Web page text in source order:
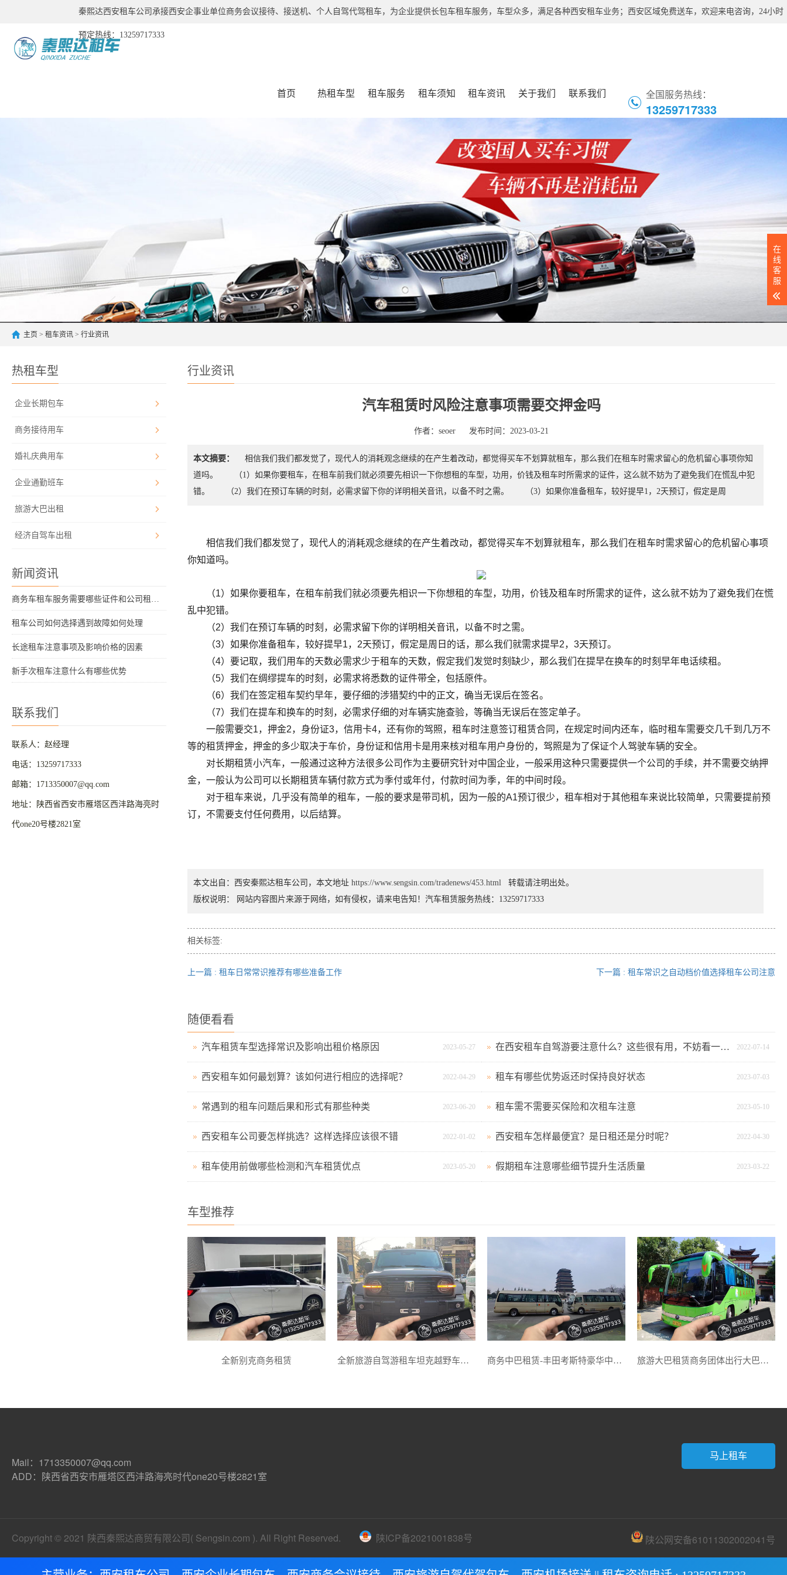
秦熙达西安租车公司承接西安企事业单位商务会议接待、接送机、个人自驾代驾租车，为企业提供长包车租车服务，车型众多，满足各种西安租车业务；西安区域免费送车，欢迎来电咨询，24小时
预定热线：13259717333
全国服务热线：
13259717333
首页 热租车型 租车服务 租车须知 租车资讯 关于我们 联系我们
主页 >租车资讯 >行业资讯
热租车型
企业长期包车
商务接待用车
婚礼庆典用车
企业通勤班车
旅游大巴出租
经济自驾车出租
新闻资讯
商务车租车服务需要哪些证件和公司租车要素
租车公司如何选择遇到故障如何处理
长途租车注意事项及影响价格的因素
新手次租车注意什么有哪些优势
联系我们
联系人：赵经理
电话：13259717333
邮箱：1713350007@qq.com
地址：陕西省西安市雁塔区西沣路海亮时
代one20号楼2821室
行业资讯
汽车租赁时风险注意事项需要交押金吗
作者：seoer 发布时间：2023-03-21
本文摘要：
相信我们我们都发觉了，现代人的消耗观念继续的在产生着改动，都觉得买车不划算就租车，那么我们在租车时需求留心的危机留心事项你知
道吗。 （1）如果你要租车，在租车前我们就必须要先相识一下你想租的车型，功用，价钱及租车时所需求的证件，这么就不妨为了避免我们在慌乱中犯
错。 （2）我们在预订车辆的时刻，必需求留下你的详明相关音讯，以备不时之需。 （3）如果你准备租车，较好提早1，2天预订，假定是周
相信我们我们都发觉了，现代人的消耗观念继续的在产生着改动，都觉得买车不划算就租车，那么我们在租车时需求留心的危机留心事项
你知道吗。
（1）如果你要租车，在租车前我们就必须要先相识一下你想租的车型，功用，价钱及租车时所需求的证件，这么就不妨为了避免我们在慌
乱中犯错。
（2）我们在预订车辆的时刻，必需求留下你的详明相关音讯，以备不时之需。
（3）如果你准备租车，较好提早1，2天预订，假定是周日的话，那么我们就需求提早2，3天预订。
（4）要记取，我们用车的天数必需求少于租车的天数，假定我们发觉时刻缺少，那么我们在提早在换车的时刻早年电话续租。
（5）我们在绸缪提车的时刻，必需求将悉数的证件带全，包括原件。
（6）我们在签定租车契约早年，要仔细的涉猎契约中的正文，确当无误后在签名。
（7）我们在提车和换车的时刻，必需求仔细的对车辆实施查验，等确当无误后在签定单子。
一般需要交1，押金2，身份证3，信用卡4，还有你的驾照，租车时注意签订租赁合同，在规定时间内还车，临时租车需要交几千到几万不
等的租赁押金，押金的多少取决于车价，身份证和信用卡是用来核对租车用户身份的，驾照是为了保证个人驾驶车辆的安全。
对长期租赁小汽车，一般通过这种方法很多公司作为主要研究针对中国企业，一般采用这种只需要提供一个公司的手续，并不需要交纳押
金，一般认为公司可以长期租赁车辆付款方式为季付或年付，付款时间为季，年的中间时段。
对于租车来说，几乎没有简单的租车，一般的要求是带司机，因为一般的A1预订很少，租车相对于其他租车来说比较简单，只需要提前预
订，不需要支付任何费用，以后结算。
本文出自：西安秦熙达租车公司，本文地址https://www.sengsin.com/tradenews/453.html 转载请注明出处。
版权说明： 网站内容图片来源于网络，如有侵权，请来电告知！汽车租赁服务热线：13259717333
相关标签:
上一篇 : 租车日常常识推荐有哪些准备工作 下一篇 : 租车常识之自动档价值选择租车公司注意
随便看看
2023-05-27
汽车租赁车型选择常识及影响出租价格原因 2022-07-14
在西安租车自驾游要注意什么？这些很有用，不妨看一下！
2022-04-29
西安租车如何最划算？该如何进行相应的选择呢？ 2023-07-03
租车有哪些优势返还时保持良好状态
2023-06-20
常遇到的租车问题后果和形式有那些种类 2023-05-10
租车需不需要买保险和次租车注意
2022-01-02
西安租车公司要怎样挑选？这样选择应该很不错 2022-04-30
西安租车怎样最便宜？是日租还是分时呢？
2023-05-20
租车使用前做哪些检测和汽车租赁优点 2023-03-22
假期租车注意哪些细节提升生活质量
车型推荐
全新别克商务租赁 全新旅游自驾游租车坦克越野车租赁 商务中巴租赁-丰田考斯特豪华中巴租赁 旅游大巴租赁商务团体出行大巴出租
Mail：1713350007@qq.com
ADD：陕西省西安市雁塔区西沣路海亮时代one20号楼2821室
马上租车
Copyright © 2021 陕西秦熙达商贸有限公司( Sengsin.com ). All Right Reserved. 陕ICP备2021001838号 陕公网安备61011302002041号
在
线
客
服